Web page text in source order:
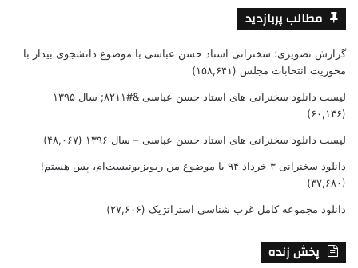
مطالب پربازدید
گزارش تصویری؛ سخنرانی استاد حسن عباسی با موضوع دانشجوی بیدار با
محوریت انتخابات مجلس (۱۵۸,۶۴۱)
لیست دانلود سخنرانی های استاد حسن عباسی &#۸۲۱۱; سال ۱۳۹۵
(۶۰,۱۴۶)
لیست دانلود سخنرانی های استاد حسن عباسی – سال ۱۳۹۶ (۴۸,۰۶۷)
دانلود سخنرانی ۳ خرداد ۹۴ با موضوع من ریویزیونیست‌ام، پس هستم!
(۳۷,۶۸۰)
دانلود مجموعه کامل غرب شناسی استراتژیک (۲۷,۶۰۶)
پخش زنده